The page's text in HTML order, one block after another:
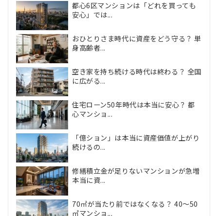
都心6区マンションは「どれを買っても
安心」では...
おひとりさま時代に資産をどう守る？ 単
身高齢者...
空き家を持ち続ける時代は終わる？ 全国
に広がる...
住宅ローン50年時代は本当に安心？ 都
心マンショ...
「億ション」は本当に資産価値が上がり
続けるの...
修繕積立金が足りないマンションが急増
本当に資...
70㎡が当たり前ではなくなる？ 40〜50
㎡マンショ...